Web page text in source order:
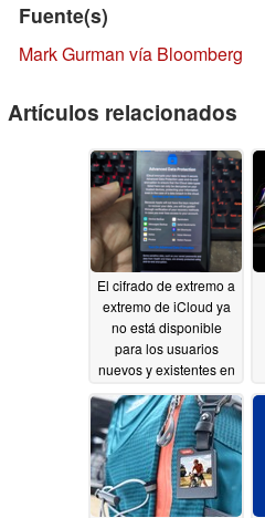
Fuente(s)
Mark Gurman vía Bloomberg
Artículos relacionados
El cifrado de extremo a
extremo de iCloud ya
no está disponible
para los usuarios
nuevos y existentes en
el Reino Unido
02/22/2025